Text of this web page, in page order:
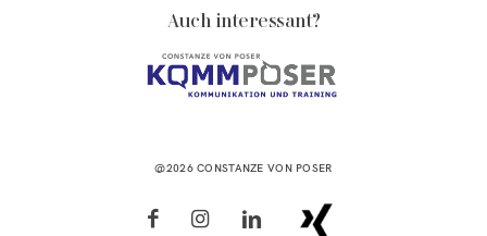
Auch interessant?
@2026 CONSTANZE VON POSER